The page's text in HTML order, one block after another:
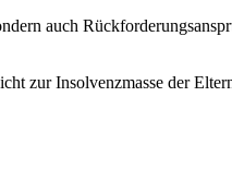
auch
zur Insolvenzmasse der